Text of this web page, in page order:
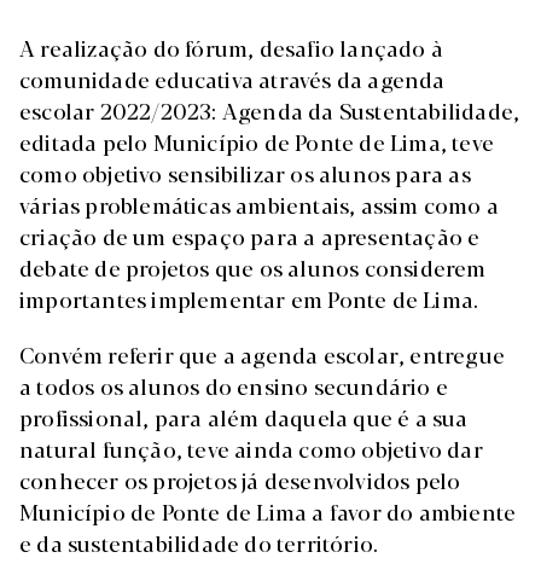
A realização do fórum, desafio lançado à
comunidade educativa através da agenda
escolar 2022/2023: Agenda da Sustentabilidade,
editada pelo Município de Ponte de Lima, teve
como objetivo sensibilizar os alunos para as
várias problemáticas ambientais, assim como a
criação de um espaço para a apresentação e
debate de projetos que os alunos considerem
importantes implementar em Ponte de Lima.
Convém referir que a agenda escolar, entregue
a todos os alunos do ensino secundário e
profissional, para além daquela que é a sua
natural função, teve ainda como objetivo dar
conhecer os projetos já desenvolvidos pelo
Município de Ponte de Lima a favor do ambiente
e da sustentabilidade do território.